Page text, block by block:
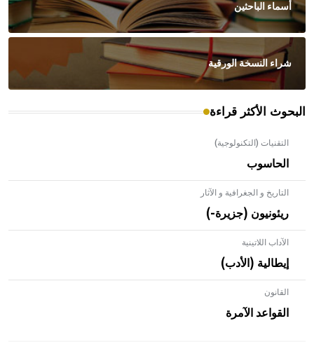
أسماء الباحثين
شراء النسخة الورقية
البحوث الأكثر قراءة
التقنيات (التكنولوجية)
الحاسوب
التاريخ و الجغرافية و الآثار
ريئونيون (جزيرة-)
الآداب اللاتينية
إيطالية (الأدب)
القانون
القواعد الآمرة
- هل تعلم أن الأبلق نوع من الفنون الهندسية التي ارتبطت
بالعمارة الإسلامية في بلاد الشام ومصر خاصة، حيث يحرص
المعمار على بناء مداميكه وخاصة في الواجهات